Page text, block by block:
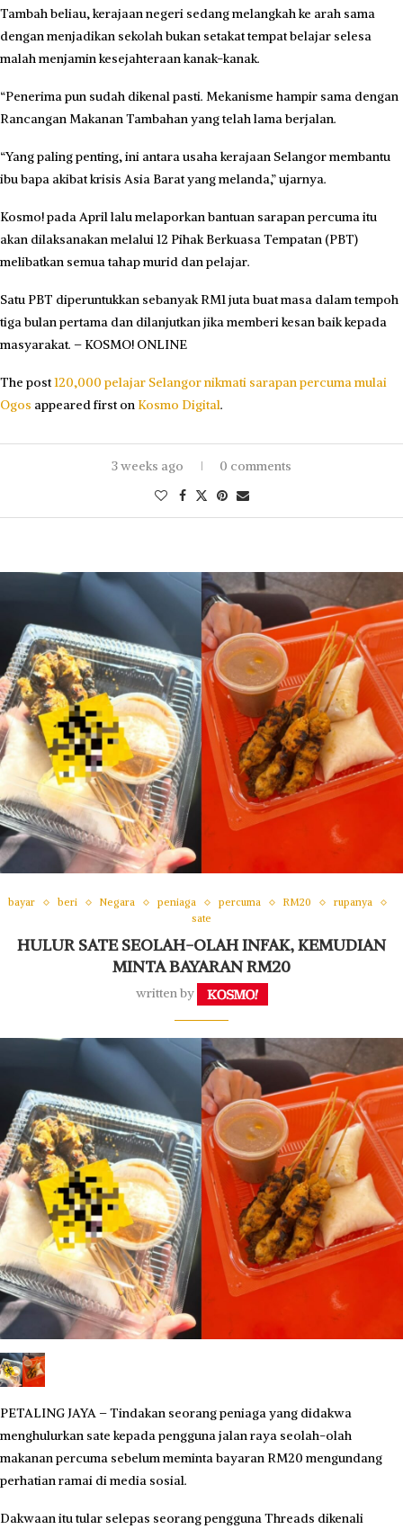
Tambah beliau, kerajaan negeri sedang melangkah ke arah sama
dengan menjadikan sekolah bukan setakat tempat belajar selesa
malah menjamin kesejahteraan kanak-kanak.
“Penerima pun sudah dikenal pasti. Mekanisme hampir sama dengan
Rancangan Makanan Tambahan yang telah lama berjalan.
“Yang paling penting, ini antara usaha kerajaan Selangor membantu
ibu bapa akibat krisis Asia Barat yang melanda,” ujarnya.
Kosmo! pada April lalu melaporkan bantuan sarapan percuma itu
akan dilaksanakan melalui 12 Pihak Berkuasa Tempatan (PBT)
melibatkan semua tahap murid dan pelajar.
Satu PBT diperuntukkan sebanyak RM1 juta buat masa dalam tempoh
tiga bulan pertama dan dilanjutkan jika memberi kesan baik kepada
masyarakat. – KOSMO! ONLINE
The post120,000 pelajar Selangor nikmati sarapan percuma mulai
Ogos appeared first on Kosmo Digital.
3 weeks ago 0 comments
bayar beri Negara peniaga percuma RM20
rupanya
sate
HULUR SATE SEOLAH-OLAH INFAK, KEMUDIAN
MINTA BAYARAN RM20
written by
PETALING JAYA – Tindakan seorang peniaga yang didakwa
menghulurkan sate kepada pengguna jalan raya seolah-olah
makanan percuma sebelum meminta bayaran RM20 mengundang
perhatian ramai di media sosial.
Dakwaan itu tular selepas seorang pengguna Threads dikenali